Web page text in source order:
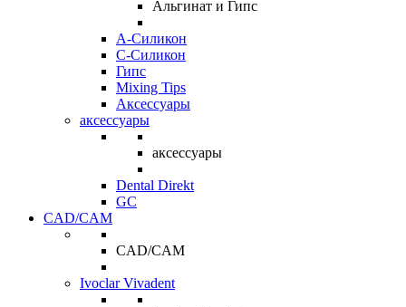
Альгинат и Гипс
A-Силикон
C-Силикон
Гипс
Mixing Tips
Аксессуары
аксессуары
аксессуары
Dental Direkt
GC
CAD/CAM
CAD/CAM
Ivoclar Vivadent